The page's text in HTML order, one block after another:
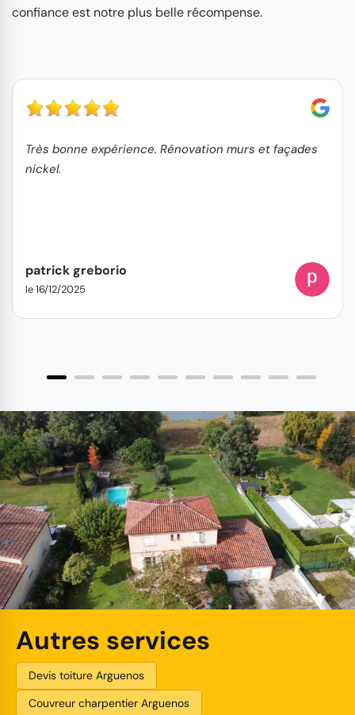
confiance est notre plus belle récompense.
Très bonne expérience. Rénovation murs et façades
nickel.
patrick greborio
le 16/12/2025
Autres services
Devis toiture Arguenos
Couvreur charpentier Arguenos